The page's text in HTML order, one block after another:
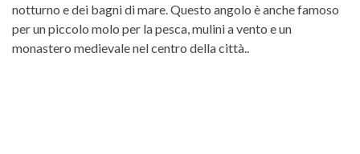
notturno e dei bagni di mare. Questo angolo è anche famoso
per un piccolo molo per la pesca, mulini a vento e un
monastero medievale nel centro della città..